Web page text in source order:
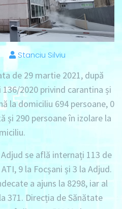
Stanciu Silviu
de 29 martie 2021, după
2020 privind carantina și
la domiciliu 694 persoane, 0
și 290 persoane în izolare la
.
se află internați 113 de
9 la Focșani și 3 la Adjud.
a ajuns la 8298,iar al
371. Direcția de Sănătate